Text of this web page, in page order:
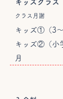
キッズクラス
クラス月謝
キッズ①（
キッズ②（
月